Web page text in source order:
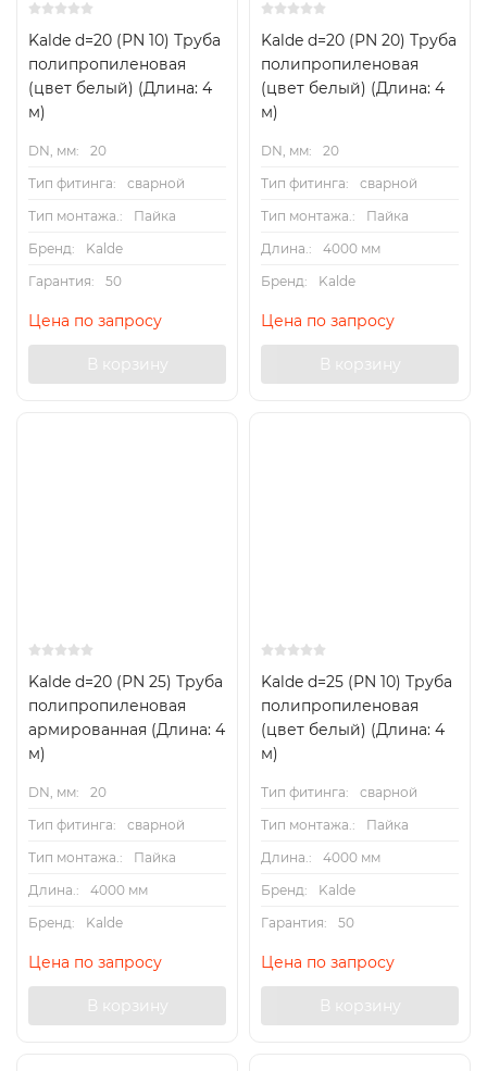
Kalde d=20 (PN 10) Труба
полипропиленовая
(цвет белый) (Длина: 4
м)
DN, мм:
20
Тип фитинга:
сварной
Тип монтажа.:
Пайка
Бренд:
Kalde
Гарантия:
50
Цена по запросу
В корзину
Kalde d=20 (PN 20) Труба
полипропиленовая
(цвет белый) (Длина: 4
м)
DN, мм:
20
Тип фитинга:
сварной
Тип монтажа.:
Пайка
Длина.:
4000 мм
Бренд:
Kalde
Цена по запросу
В корзину
Kalde d=20 (PN 25) Труба
полипропиленовая
армированная (Длина: 4
м)
DN, мм:
20
Тип фитинга:
сварной
Тип монтажа.:
Пайка
Длина.:
4000 мм
Бренд:
Kalde
Цена по запросу
В корзину
Kalde d=25 (PN 10) Труба
полипропиленовая
(цвет белый) (Длина: 4
м)
Тип фитинга:
сварной
Тип монтажа.:
Пайка
Длина.:
4000 мм
Бренд:
Kalde
Гарантия:
50
Цена по запросу
В корзину